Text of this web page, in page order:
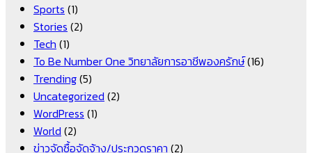
Sports (1)
Stories (2)
Tech (1)
To Be Number One วิทยาลัยการอาชีพองครักษ์(16)
Trending(5)
Uncategorized (2)
WordPress (1)
World (2)
ข่าวจัดซื้อจัดจ้าง/ประกวดราคา (2)